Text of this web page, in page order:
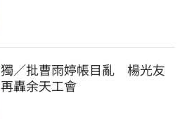
獨／批曹雨婷帳目亂　楊光友
再轟余天工會